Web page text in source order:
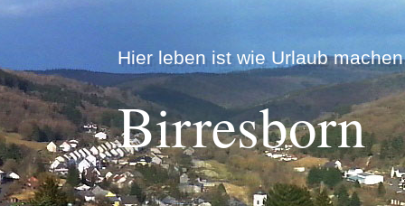
Hier leben ist wie Urlaub
Birresborn